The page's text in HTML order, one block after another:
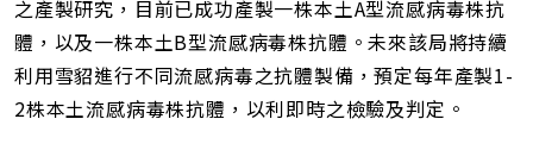
之產製研究，目前已成功產製一株本土A型流感病毒株抗
體，以及一株本土B型流感病毒株抗體。未來該局將持續
利用雪貂進行不同流感病毒之抗體製備，預定每年產製1-
2株本土流感病毒株抗體，以利即時之檢驗及判定。